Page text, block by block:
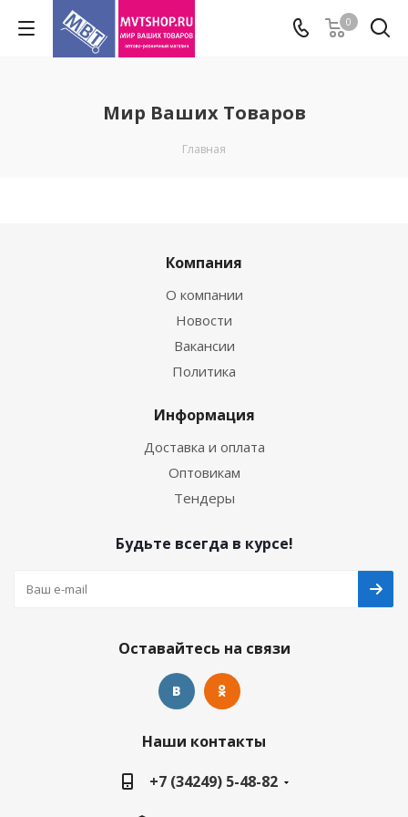
0
Мир Ваших Товаров
Главная
Компания
О компании
Новости
Вакансии
Политика
Информация
Доставка и оплата
Оптовикам
Тендеры
Будьте всегда в курсе!
Оставайтесь на связи
Наши контакты
+7 (34249) 5-48-82